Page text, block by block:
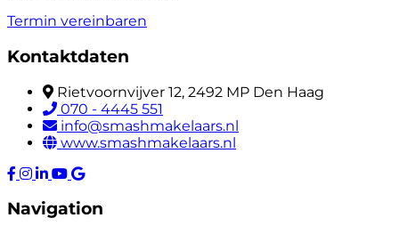
Termin vereinbaren
Kontaktdaten
Rietvoornvijver 12, 2492 MP Den Haag
070 - 4445 551
info@smashmakelaars.nl
www.smashmakelaars.nl
Navigation